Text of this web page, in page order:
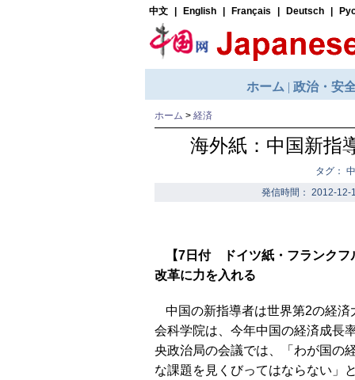
ホーム > 経済
海外紙：中国新指
タグ：
発信時間： 2012-
【7日付 ドイツ紙・フランクフ
改革に力を入れる
中国の新指導者は世界第2の経
会科学院は、今年中国の経済成長
央政治局の会議では、「わが国の
な課題を見くびってはならない」